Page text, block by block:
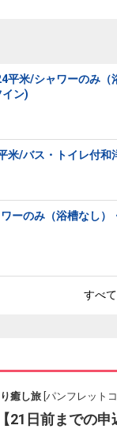
平米/シャワーのみ（
ン)
米/バス・トイレ付和
ーのみ（浴槽なし）
すべ
癒し旅 [パンフレット
【21日前までの